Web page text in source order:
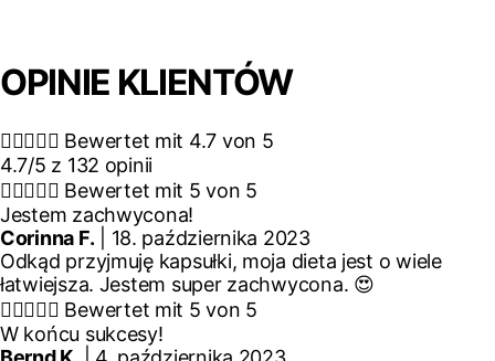
OPINIE KLIENTÓW
 Bewertet mit 4.7 von 5
4.7/5 z 132 opinii
 Bewertet mit 5 von 5
Jestem zachwycona!
Corinna F. | 18. października 2023
Odkąd przyjmuję kapsułki, moja dieta jest o wiele
łatwiejsza. Jestem super zachwycona. 😍
 Bewertet mit 5 von 5
W końcu sukcesy!